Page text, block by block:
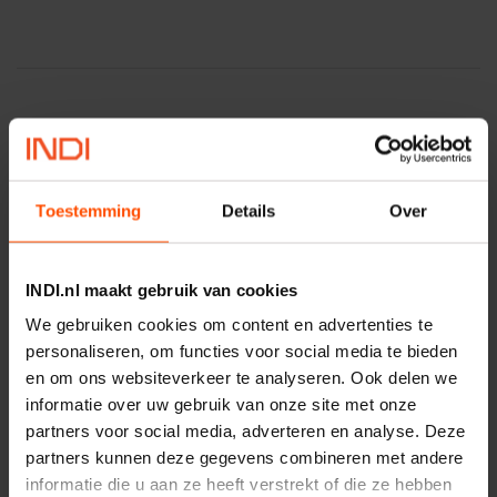
Toestemming Details Over
INDI.nl maakt gebruik van cookies
We gebruiken cookies om content en advertenties te
personaliseren, om functies voor social media te bieden
en om ons websiteverkeer te analyseren. Ook delen we
informatie over uw gebruik van onze site met onze
partners voor social media, adverteren en analyse. Deze
partners kunnen deze gegevens combineren met andere
informatie die u aan ze heeft verstrekt of die ze hebben
Vaak samen gekocht:
Motor 24VDC 2,2 kw + PTC
MPPDCM24V2200TP
€ 219,68
incl. BTW
− +
Rotator CPR 5-01 50kN